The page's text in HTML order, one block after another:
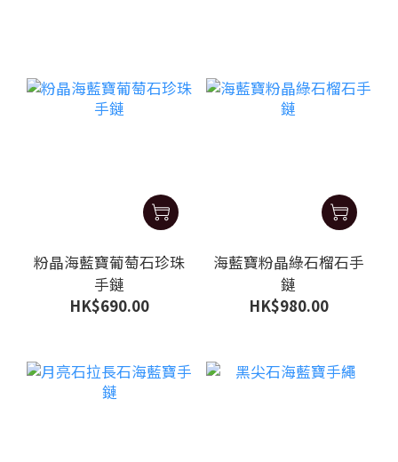
粉晶海藍寶葡萄石珍珠
手鏈
HK$690.00
海藍寶粉晶綠石榴石手
鏈
HK$980.00